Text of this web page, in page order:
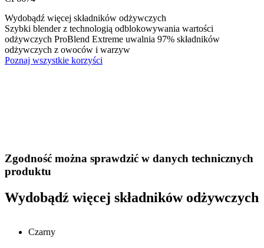
Wydobądź więcej składników odżywczych
Szybki blender z technologią odblokowywania wartości
odżywczych ProBlend Extreme uwalnia 97% składników
odżywczych z owoców i warzyw
Poznaj wszystkie korzyści
Zgodność można sprawdzić w danych technicznych
produktu
Wydobądź więcej składników odżywczych
Czarny